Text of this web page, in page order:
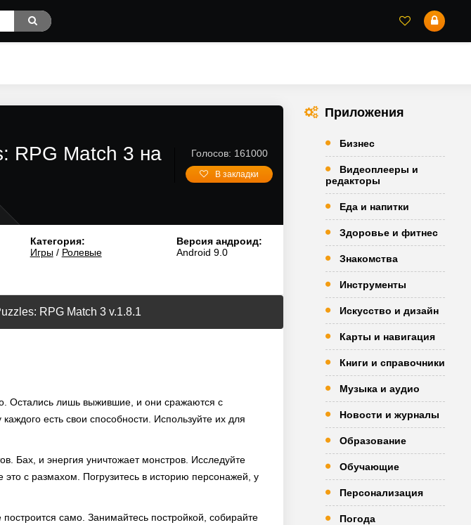
RPG Match 3 на
Голосов: 161000
В закладки
Категория:
Игры/ Ролевые
Версия андроид:
Android 9.0
RPG Match 3 v.1.8.1
Остались лишь выжившие, и они сражаются с
есть свои способности. Используйте их для
Бах, и энергия уничтожает монстров. Исследуйте
с размахом. Погрузитесь в историю персонажей, у
само. Занимайтесь постройкой, собирайте
Приложения
Бизнес
Видеоплееры и
редакторы
Еда и напитки
Здоровье и фитнес
Знакомства
Инструменты
Искусство и дизайн
Карты и навигация
Книги и справочники
Музыка и аудио
Новости и журналы
Образование
Обучающие
Персонализация
Погода